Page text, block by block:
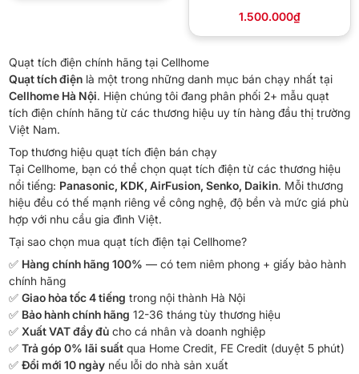
15W pin 30 giờ
1.500.000₫
Quạt tích điện chính hãng tại Cellhome
Quạt tích điệnlà một trong những danh mục bán chạy nhất tại
Cellhome Hà Nội. Hiện chúng tôi đang phân phối 2+ mẫu quạt
tích điện chính hãng từ các thương hiệu uy tín hàng đầu thị trường
Việt Nam.
Top thương hiệu quạt tích điện bán chạy
Tại Cellhome, bạn có thể chọn quạt tích điện từ các thương hiệu
nổi tiếng: Panasonic, KDK, AirFusion, Senko, Daikin. Mỗi thương
hiệu đều có thế mạnh riêng về công nghệ, độ bền và mức giá phù
hợp với nhu cầu gia đình Việt.
Tại sao chọn mua quạt tích điện tại Cellhome?
✅ Hàng chính hãng 100% — có tem niêm phong + giấy bảo hành
chính hãng
✅ Giao hỏa tốc 4 tiếng trong nội thành Hà Nội
✅ Bảo hành chính hãng 12-36 tháng tùy thương hiệu
✅ Xuất VAT đầy đủcho cá nhân và doanh nghiệp
✅ Trả góp 0% lãi suấtqua Home Credit, FE Credit (duyệt 5 phút)
✅ Đổi mới 10 ngàynếu lỗi do nhà sản xuất